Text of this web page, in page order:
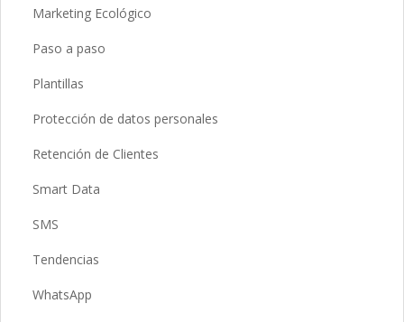
Marketing Ecológico
Paso a paso
Plantillas
Protección de datos personales
Retención de Clientes
Smart Data
SMS
Tendencias
WhatsApp